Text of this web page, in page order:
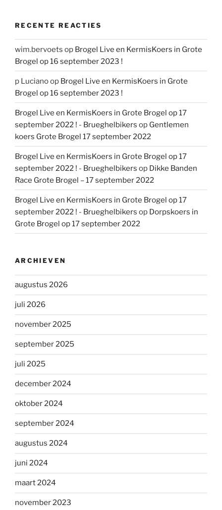
RECENTE REACTIES
wim.bervoets op Brogel Live en KermisKoers in Grote
Brogel op 16 september 2023 !
p Lucianoop Brogel Live en KermisKoers in Grote
Brogel op 16 september 2023 !
Brogel Live en KermisKoers in Grote Brogel op 17
september 2022 ! - Brueghelbikers op Gentlemen
koers Grote Brogel 17 september 2022
Brogel Live en KermisKoers in Grote Brogel op 17
september 2022 ! - Brueghelbikers op Dikke Banden
Race Grote Brogel – 17 september 2022
Brogel Live en KermisKoers in Grote Brogel op 17
september 2022 ! - Brueghelbikers op Dorpskoers in
Grote Brogel op 17 september 2022
ARCHIEVEN
augustus 2026
juli 2026
november 2025
september 2025
juli 2025
december 2024
oktober 2024
september 2024
augustus 2024
juni 2024
maart 2024
november 2023